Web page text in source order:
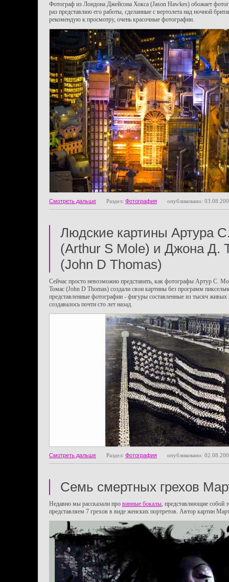
Фотограф из Лондона Джейсона Хокса (Jason Hawkes) обожает
раз представляю его работы, сделанные с вертолета над ночной
рекомендую к просмотру, очень красочные фотографии.
Смотреть дальше Раздел: Фотография опубликовано:
Людские картины Артура
(Arthur S Mole) и Джона Д.
(John D Thomas)
Сейчас просто невозможно представить, как фотографы Артур С.
Томас (John D Thomas) создали свои картины без программ
представленные фотографии - фигуры составленные из тысяч живых
создавалось почти сто лет назад.
Смотреть дальше Раздел: Фотография опубликовано:
Семь смертных грехов
Недавно мы рассказали про винные бокалы, представляющие собой
представляем 7 грехов в виде женских портретов. Автор картин